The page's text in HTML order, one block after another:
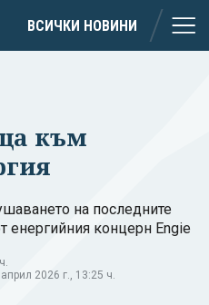
ВСИЧКИ НОВИНИ
към
на последните
енергийния концерн Engie
2026 г., 13:25 ч.